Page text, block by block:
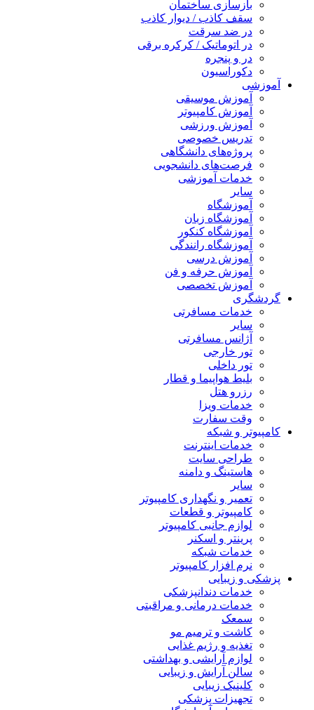
بازسازی ساختمان
سقف کاذب / دیوار کاذب
در ضد سرقت
در اتوماتیک / کرکره برقی
در و پنجره
دکوراسیون
آموزشی
آموزش موسیقی
آموزش کامپیوتر
آموزش ورزشی
تدریس خصوصی
پروژه‌های دانشگاهی
فرصت‌های دانشجویی
خدمات آموزشی
سایر
آموزشگاه
آموزشگاه زبان
آموزشگاه کنکور
آموزشگاه رانندگی
آموزش درسی
آموزش حرفه و فن
آموزش تخصصی
گردشگری
خدمات مسافرتی
سایر
آژانس مسافرتی
تور خارجی
تور داخلی
بلیط هواپیما و قطار
رزرو هتل
خدمات ویزا
وقت سفارت
کامپیوتر و شبکه
خدمات اینترنت
طراحی سایت
هاستینگ و دامنه
سایر
تعمیر و نگهداری کامپیوتر
کامپیوتر و قطعات
لوازم جانبی کامپیوتر
پرینتر و اسکنر
خدمات شبکه
نرم افزار کامپیوتر
پزشکی و زیبایی
خدمات دندانپزشکی
خدمات درمانی و مراقبتی
سمعک
کاشت و ترمیم مو
تغذیه و رژیم غذایی
لوازم آرایشی و بهداشتی
سالن آرایش و زیبایی
کلینیک زیبایی
تجهیزات پزشکی